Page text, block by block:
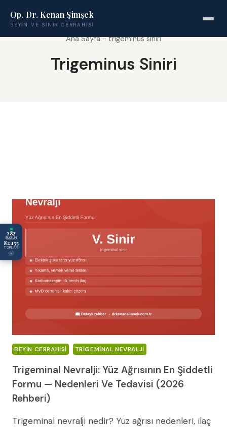
282
BUGÜN
82.155
TOPLAM
×
Op. Dr. Kenan Şimşek
BEYIN VE SINIR CERRAHISI
Ana Sayfa-trigeminus siniri
Trigeminus Siniri
BEYIN CERRAHISI TRIGEMINAL NEVRALJI
Trigeminal Nevralji: Yüz Ağrısının En Şiddetli
Formu — Nedenleri Ve Tedavisi (2026
Rehberi)
Trigeminal nevralji nedir? Yüz ağrısı nedenleri, ilaç